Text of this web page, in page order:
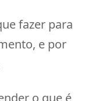
fazer para
e por
o que é